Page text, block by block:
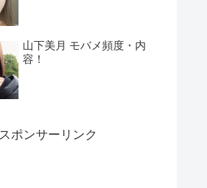
山下美月 モバメ頻度・内
容！
スポンサーリンク